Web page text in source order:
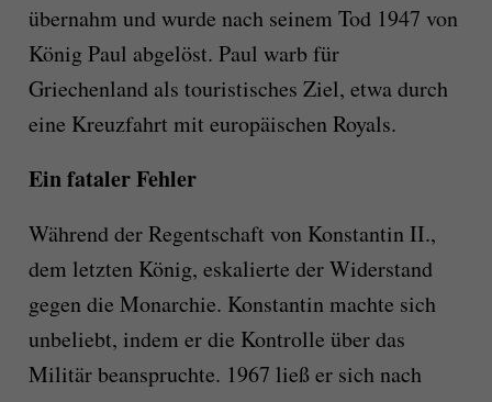
übernahm und wurde nach seinem Tod 1947 von
König Paul abgelöst. Paul warb für
Griechenland als touristisches Ziel, etwa durch
eine Kreuzfahrt mit europäischen Royals.
Ein fataler Fehler
Während der Regentschaft von Konstantin II.,
dem letzten König, eskalierte der Widerstand
gegen die Monarchie. Konstantin machte sich
unbeliebt, indem er die Kontrolle über das
Militär beanspruchte. 1967 ließ er sich nach